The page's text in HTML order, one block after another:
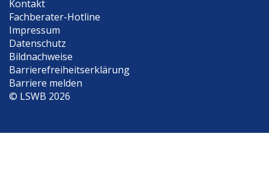
Kontakt
Fachberater-Hotline
Impressum
Datenschutz
Bildnachweise
Barrierefreiheitserklärung
Barriere melden
© LSWB 2026